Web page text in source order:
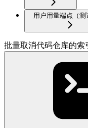
用户用量端点（测
批量取消代码仓库的索